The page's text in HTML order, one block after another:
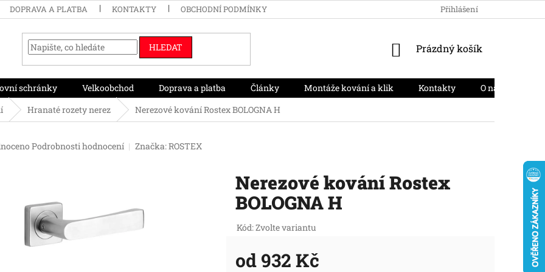
DOPRAVA A PLATBA KONTAKTY OBCHODNÍ PODMÍNKY PODMÍNKY OCHRANY OSOBNÍCH
Přihlášení
HLEDAT
NÁKUPNÍ
Prázdný košík
schránky Velkoobchod Doprava a platba Články Montáže kování a klik Kontakty O nás
Hranaté rozety nerez Nerezové kování Rostex BOLOGNA H
Podrobnosti hodnocení Značka:ROSTEX
Nerezové kování Rostex
BOLOGNA H
Kód:Zvolte variantu
od 932 Kč